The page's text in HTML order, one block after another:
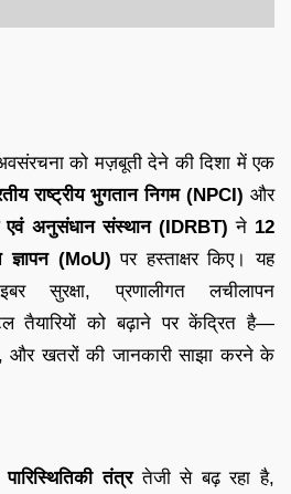
को मज़बूती देने की दिशा में एक
राष्ट्रीय भुगतान निगम (NPCI) और
एवं अनुसंधान संस्थान (IDRBT) ने 12
ज्ञापन (MoU) पर हस्ताक्षर किए। यह
सुरक्षा, प्रणालीगत लचीलापन
तैयारियों को बढ़ाने पर केंद्रित है—
और खतरों की जानकारी साझा करने के
तंत्रतेजी से बढ़ रहा है,